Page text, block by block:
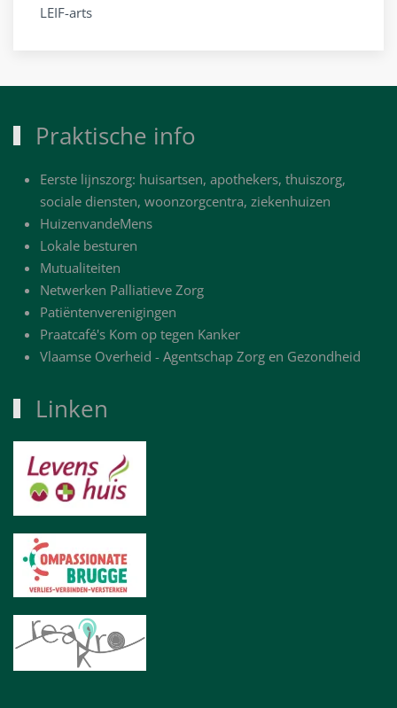
LEIF-arts
Praktische info
Eerste lijnszorg: huisartsen, apothekers, thuiszorg,
sociale diensten, woonzorgcentra, ziekenhuizen
HuizenvandeMens
Lokale besturen
Mutualiteiten
Netwerken Palliatieve Zorg
Patiëntenverenigingen
Praatcafé's Kom op tegen Kanker
Vlaamse Overheid - Agentschap Zorg en Gezondheid
Linken